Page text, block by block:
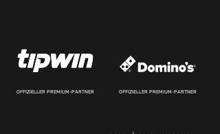
OFFIZIELLER PREMIUM-PARTNER OFFIZIELLER PREMIUM-PARTNER